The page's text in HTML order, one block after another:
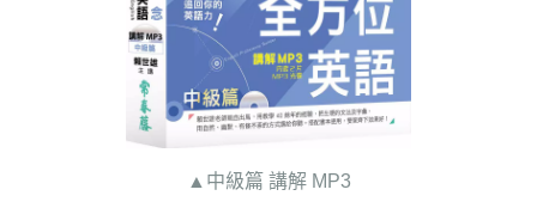
▲中級篇 講解 MP3